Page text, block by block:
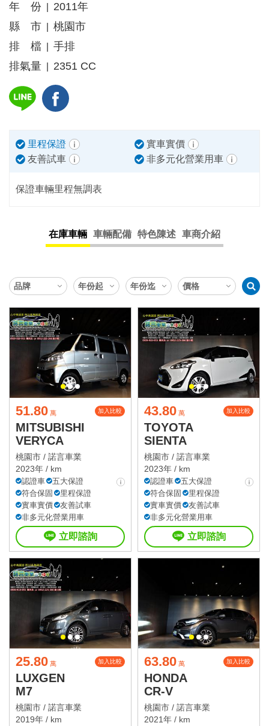
年 份
2011年
縣 市
桃園市
排 檔
手排
排氣量
2351 CC
里程保證
實車實價
友善試車
非多元化營業用車
保證車輛里程無調表
在庫車輛 車輛配備 特色陳述 車商介紹
51.80 萬 加入比較
MITSUBISHI
VERYCA
桃園市 / 諾言車業
2023年 / km
認證車
五大保證
符合保固
里程保證
實車實價
友善試車
非多元化營業用車
立即諮詢
43.80 萬 加入比較
TOYOTA
SIENTA
桃園市 / 諾言車業
2023年 / km
認證車
五大保證
符合保固
里程保證
實車實價
友善試車
非多元化營業用車
立即諮詢
25.80 萬 加入比較
LUXGEN
M7
桃園市 / 諾言車業
2019年 / km
63.80 萬 加入比較
HONDA
CR-V
桃園市 / 諾言車業
2021年 / km